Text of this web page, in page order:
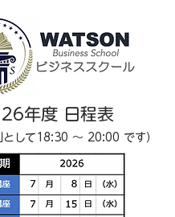
年度 日程表
として18:30 〜 20:00 です）